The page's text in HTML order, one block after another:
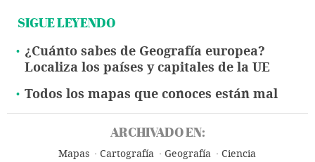
SIGUE LEYENDO
¿Cuánto sabes de Geografía europea?
Localiza los países y capitales de la UE
Todos los mapas que conoces están mal
ARCHIVADO EN:
Mapas Cartografía Geografía Ciencia